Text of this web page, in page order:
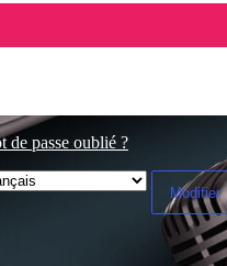
de passe oublié ?